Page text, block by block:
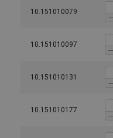
10.151010079
10.151010097
10.151010131
10.151010177